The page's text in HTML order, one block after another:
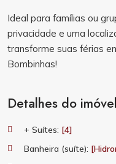
Ideal para famílias ou
privacidade e uma
transforme suas férias
Bombinhas!
Detalhes do
+ Suítes: [4]
Banheira (suíte):